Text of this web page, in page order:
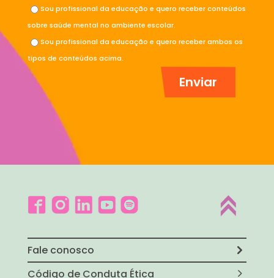
Sou profissional da educação e quero receber conteúdos
sobre saúde mental no ambiente escolar.
Sou profissional da educação e quero receber ambos os
tipos de conteúdos acima.
Fale conosco
Código de Conduta Ética